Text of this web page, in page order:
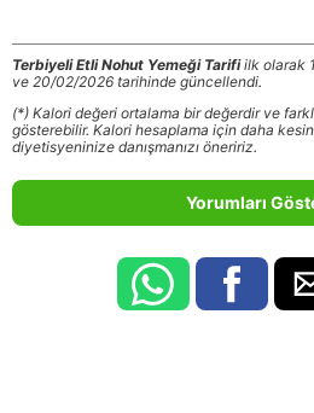
Terbiyeli Etli Nohut Yemeği Tarifiilk olarak
ve 20/02/2026 tarihinde güncellendi.
(*) Kalori değeri ortalama bir değerdir ve
gösterebilir. Kalori hesaplama için daha
diyetisyeninize danışmanızı öneririz.
Yorumları